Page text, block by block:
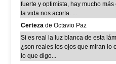
fuerte y optimista, hay mucho
la vida nos acorta. ...
Certeza de Octavio Paz
Si es real la luz blanca de esta
¿son reales los ojos que miran lo
lo que digo...